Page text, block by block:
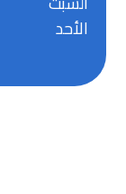
الأحد